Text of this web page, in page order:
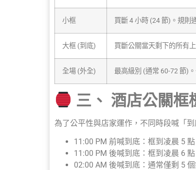
小框 買斷 4 小時 (24 節)。規則
大框 (到底) 買斷公關當天剩下的所有
全場 (外全) 最高級別 (通常 60-72 節)
三、 酒店公關框
為了公平性與店家運作，不同時段喊「到
11:00 PM 前喊到底：框到凌晨 5 點
11:00 PM 後喊到底：框到凌晨 6 點
02:00 AM 後喊到底：通常僅剩 5